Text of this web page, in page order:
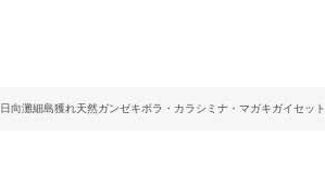
日向灘細島獲れ天然ガンゼキボラ・カラシミナ・マガキガイセット